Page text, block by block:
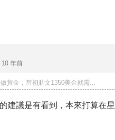
10 年前
做黃金，當初貼文1350美金就需...
建議是有看到，本來打算在